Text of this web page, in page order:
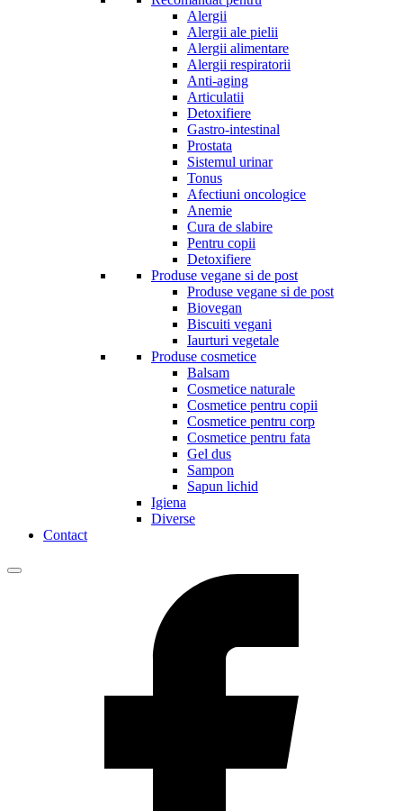
Alergii
Alergii ale pielii
Alergii alimentare
Alergii respiratorii
Anti-aging
Articulatii
Detoxifiere
Gastro-intestinal
Prostata
Sistemul urinar
Tonus
Afectiuni oncologice
Anemie
Cura de slabire
Pentru copii
Detoxifiere
Produse vegane si de post
Produse vegane si de post
Biovegan
Biscuiti vegani
Iaurturi vegetale
Produse cosmetice
Balsam
Cosmetice naturale
Cosmetice pentru copii
Cosmetice pentru corp
Cosmetice pentru fata
Gel dus
Sampon
Sapun lichid
Igiena
Diverse
Contact